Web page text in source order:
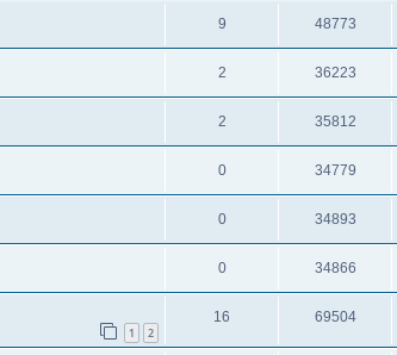
9 48773
2 36223
2 35812
0 34779
0 34893
0 34866
1 2
16 69504